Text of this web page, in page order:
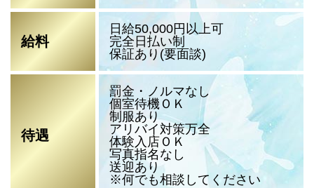
給料
日給50,000円以上可
完全日払い制
保証あり(要面談)
待遇
罰金・ノルマなし
個室待機ＯＫ
制服あり
アリバイ対策万全
体験入店ＯＫ
写真指名なし
送迎あり
※何でも相談してください